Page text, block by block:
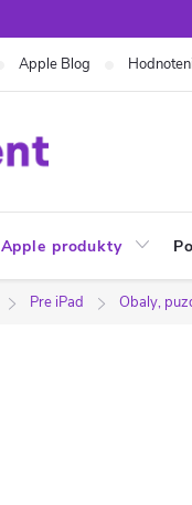
Apple Blog
Apple produkty
Pre iPad Obaly,